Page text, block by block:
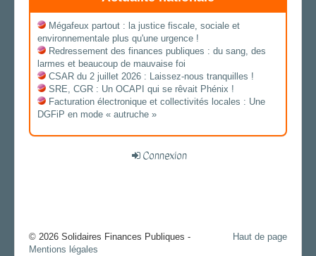
Mégafeux partout : la justice fiscale, sociale et
environnementale plus qu'une urgence !
Redressement des finances publiques : du sang, des
larmes et beaucoup de mauvaise foi
CSAR du 2 juillet 2026 : Laissez-nous tranquilles !
SRE, CGR : Un OCAPI qui se rêvait Phénix !
Facturation électronique et collectivités locales : Une
DGFiP en mode « autruche »
Connexion
Haut de page
© 2026 Solidaires Finances Publiques -
Mentions légales